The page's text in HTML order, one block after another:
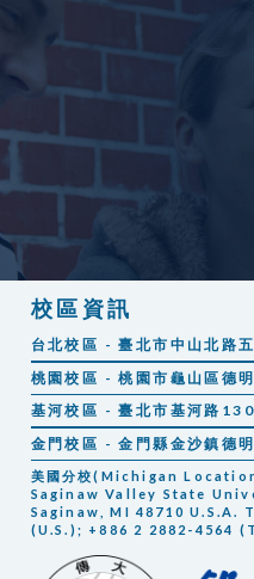
校區資訊
台北校區 - 臺北市中山北
桃園校區 - 桃園市龜山區
基河校區 - 臺北市基河路
金門校區 - 金門縣金沙鎮
美國分校(Michigan
Saginaw Valley State
Saginaw, MI 48710 U.S.A.
(U.S.); +886 2 2882-4564